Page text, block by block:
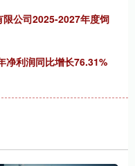
公司2025-2027年度饲
净利润同比增长76.31%